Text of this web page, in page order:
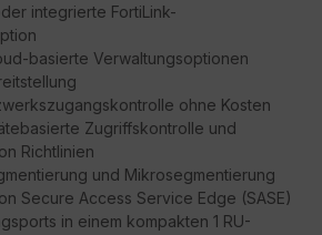
integrierte FortiLink-
basierte Verwaltungsoptionen
ohne Kosten
Zugriffskontrolle und
Richtlinien
und Mikrosegmentierung
Secure Access Service Edge (SASE)
in einem kompakten 1 RU-